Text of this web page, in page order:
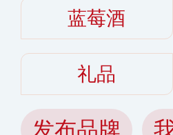
蓝莓酒
礼品
发布品牌